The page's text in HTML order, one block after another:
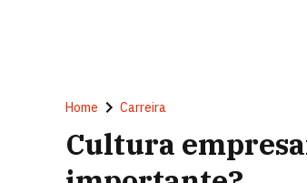
Home Carreira
Cultura